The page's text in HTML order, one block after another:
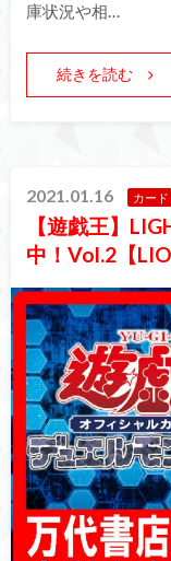
庫状況や相…
続きを読む
2021.01.16 カード
【遊戯王】
中！Vol.2【